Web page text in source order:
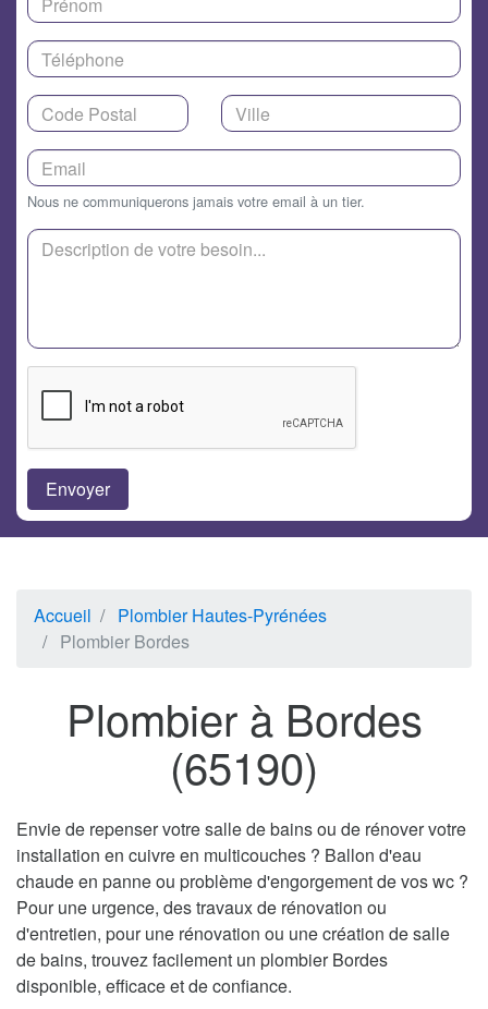
Nous ne communiquerons jamais votre email à un tier.
Accueil
Plombier Hautes-Pyrénées
Plombier Bordes
Plombier à Bordes
(65190)
Envie de repenser votre salle de bains ou de rénover votre
installation en cuivre en multicouches ? Ballon d'eau
chaude en panne ou problème d'engorgement de vos wc ?
Pour une urgence, des travaux de rénovation ou
d'entretien, pour une rénovation ou une création de salle
de bains, trouvez facilement un plombier Bordes
disponible, efficace et de confiance.